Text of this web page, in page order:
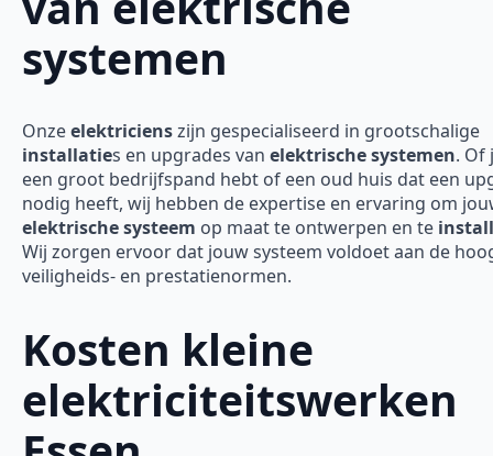
systemen
Onzeelektricienszijn gespecialiseerd in grootschalige
installaties en upgrades van elektrische systemen. Of
een groot bedrijfspand hebt of een oud huis dat een
nodig heeft, wij hebben de expertise en ervaring om
elektrische systeem op maat te ontwerpen en te
Wij zorgen ervoor dat jouw systeem voldoet aan de
veiligheids- en prestatienormen.
Kosten kleine
elektriciteitswerken